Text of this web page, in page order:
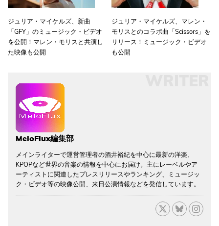
ジュリア・マイケルズ、新曲
「GFY」のミュージック・ビデオ
を公開！マレン・モリスと共演し
た映像も公開
ジュリア・マイケルズ、マレン・
モリスとのコラボ曲「Scissors」を
リリース！ミュージック・ビデオ
も公開
MeloFlux編集部
メインライターで運営管理者の酒井裕紀を中心に最新の洋楽、
KPOPなど世界の音楽の情報を中心にお届け。主にレーベルやア
ーティストに関連したプレスリリースやランキング、ミュージッ
ク・ビデオ等の映像公開、来日公演情報などを発信しています。